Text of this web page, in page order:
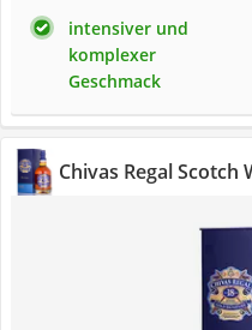
intensiver und
komplexer
Geschmack
Chivas Regal Scotch